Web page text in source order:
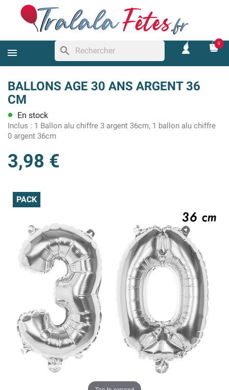
search
0
BALLONS AGE 30 ANS ARGENT 36
CM
lens En stock
Inclus : 1 Ballon alu chiffre 3 argent 36cm, 1 ballon alu chiffre
0 argent 36cm
3,98 €
PACK